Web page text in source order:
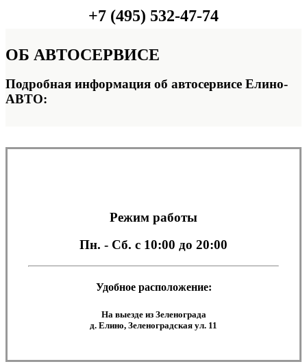
+7 (495) 532-47-74
ОБ АВТОСЕРВИСЕ
Подробная информация об автосервисе Елино-
АВТО:
Режим работы
Пн. - Сб. с 10:00 до 20:00
Удобное расположение:
На выезде из Зеленограда
д. Елино, Зеленоградская ул. 11